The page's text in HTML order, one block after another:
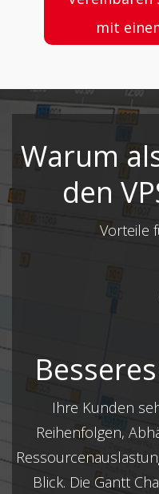
mit
Warum
den
Vorteile
Ihre Kunden
Reihenfolgen,
Blick. Die Gantt